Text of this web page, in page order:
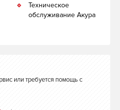
Техническое
обслуживание Акура
или требуется помощь с